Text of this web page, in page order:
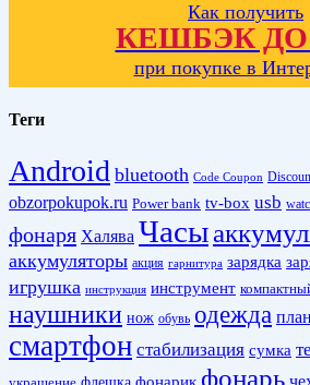
Как получить
КЕШБЭК ДО
при покупке в
Теги
Android bluetooth Code Coupon
obzorpokupok.ru Power bank tv-box usb
фонаря Халява Часы
аккумуляторы акция гарнитура зарядка
игрушка инструкция инструмент
наушники нож обувь одежда
смартфон стабилизация сумка
фонарик фонарь